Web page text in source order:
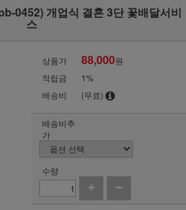
0452) 개업식 결혼 3단 꽃배달서비
스
상품가 88,000원
적립금
1%
배송비
(무료)
배송비추
가
수량